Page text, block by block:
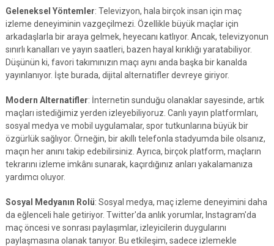
Geleneksel Yöntemler: Televizyon, hala birçok insan için maç
izleme deneyiminin vazgeçilmezi. Özellikle büyük maçlar için
arkadaşlarla bir araya gelmek, heyecanı katlıyor. Ancak, televizyonun
sınırlı kanalları ve yayın saatleri, bazen hayal kırıklığı yaratabiliyor.
Düşünün ki, favori takımınızın maçı aynı anda başka bir kanalda
yayınlanıyor. İşte burada, dijital alternatifler devreye giriyor.
Modern Alternatifler: İnternetin sunduğu olanaklar sayesinde, artık
maçları istediğimiz yerden izleyebiliyoruz. Canlı yayın platformları,
sosyal medya ve mobil uygulamalar, spor tutkunlarına büyük bir
özgürlük sağlıyor. Örneğin, bir akıllı telefonla stadyumda bile olsanız,
maçın her anını takip edebilirsiniz. Ayrıca, birçok platform, maçların
tekrarını izleme imkânı sunarak, kaçırdığınız anları yakalamanıza
yardımcı oluyor.
Sosyal Medyanın Rolü: Sosyal medya, maç izleme deneyimini daha
da eğlenceli hale getiriyor. Twitter'da anlık yorumlar, Instagram'da
maç öncesi ve sonrası paylaşımlar, izleyicilerin duygularını
paylaşmasına olanak tanıyor. Bu etkileşim, sadece izlemekle